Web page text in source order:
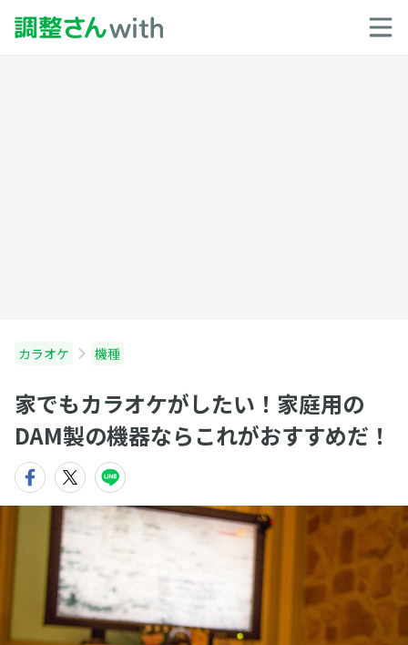
カラオケ 機種
家でもカラオケがしたい！家庭用の
DAM製の機器ならこれがおすすめだ！